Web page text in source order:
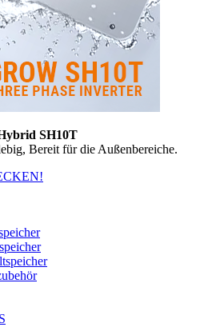
SH10T
Bereit für die Außenbereiche.